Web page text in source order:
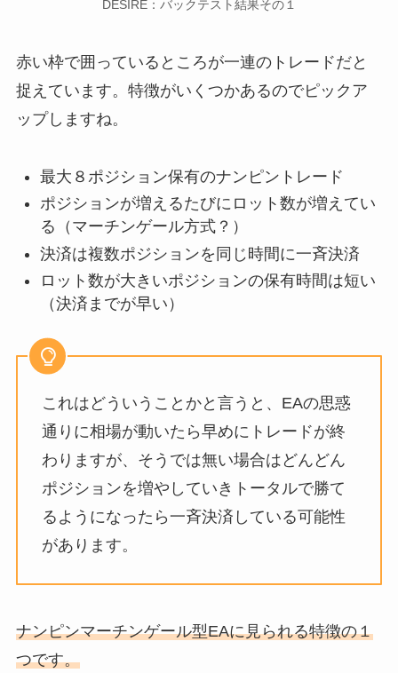
DESIRE：バックテスト結果その１
赤い枠で囲っているところが一連のトレードだと
捉えています。特徴がいくつかあるのでピックア
ップしますね。
最大８ポジション保有のナンピントレード
ポジションが増えるたびにロット数が増えてい
る（マーチンゲール方式？）
決済は複数ポジションを同じ時間に一斉決済
ロット数が大きいポジションの保有時間は短い
（決済までが早い）
これはどういうことかと言うと、EAの思惑
通りに相場が動いたら早めにトレードが終
わりますが、そうでは無い場合はどんどん
ポジションを増やしていきトータルで勝て
るようになったら一斉決済している可能性
があります。
ナンピンマーチンゲール型EAに見られる特徴の１
つです。